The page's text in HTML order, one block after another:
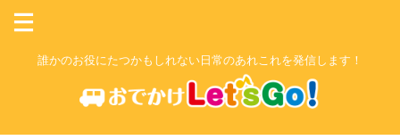
誰かのお役にたつかもしれない日常のあれこれを発信します！